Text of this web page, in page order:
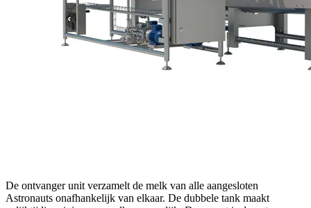
De ontvanger unit verzamelt de melk van alle aangesloten
Astronauts onafhankelijk van elkaar. De dubbele tank maakt